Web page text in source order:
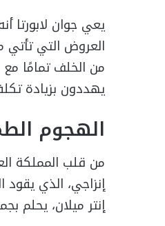
يعي جوان لابورتا
العروض التي تأتي
من الخلف تمامًا
يهددون بزيادة
الهجوم
من قلب المملكة
إنزاجي، الذي
إنتر ميلان، يحلم